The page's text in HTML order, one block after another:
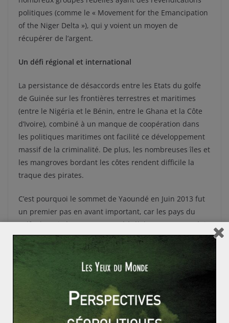
politiques (comme le « Movement for the Emancipation
of the Niger Delta »), qui y voient un moyen de
récupérer de l’argent.
Un défi régional et international
La persistance de désaccords entre les Etats du golfe
de Guinée sur les frontières terrestres et maritimes
(entre le Nigéria et le Bénin, entre le Ghana et la Côte
d’Ivoire), combiné à un manque de coopération dans
les politiques maritimes ont facilité ce développement
massif de la criminalité. De plus, les nombreuses îles et
les mangroves bordant les côtes rendent difficile la
traque des pirates.
C’est pourquoi le sommet de Yaoundé en Juin 2013 fut
un premier pas en avant important, car les pays du
golfe de Guinée ont commencé à élaborer une stratégie
commune anti-piraterie. S’ajoute à cela l’investissement
croissant de puissances extérieures : la France fait
patrouiller depuis cette semaine deux bâtiments de
guerre dans le golfe, tandis que les américains
prévoient d’envoyer une délégation en Juin prochain au
Gabon pour participer à la formation de la marine